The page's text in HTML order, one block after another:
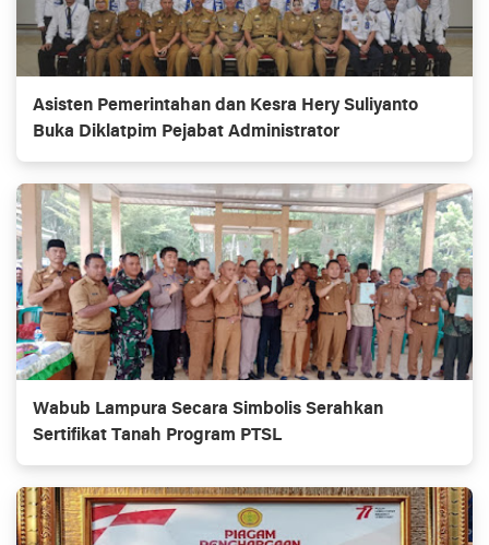
Asisten Pemerintahan dan Kesra Hery Suliyanto
Buka Diklatpim Pejabat Administrator
Wabub Lampura Secara Simbolis Serahkan
Sertifikat Tanah Program PTSL